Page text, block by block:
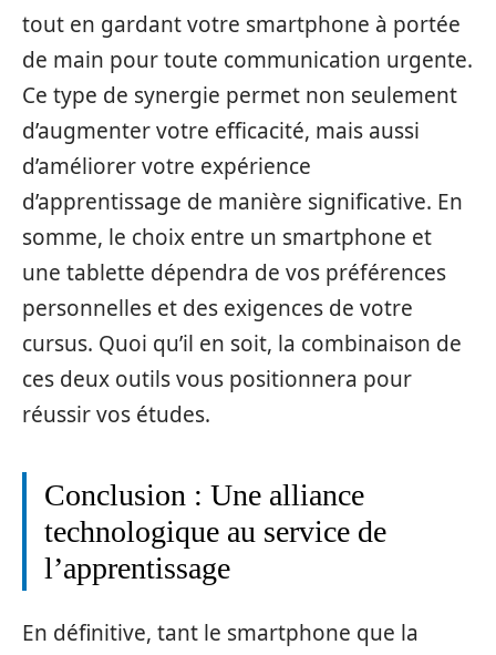
tout en gardant votre smartphone à portée
de main pour toute communication urgente.
Ce type de synergie permet non seulement
d’augmenter votre efficacité, mais aussi
d’améliorer votre expérience
d’apprentissage de manière significative. En
somme, le choix entre un smartphone et
une tablette dépendra de vos préférences
personnelles et des exigences de votre
cursus. Quoi qu’il en soit, la combinaison de
ces deux outils vous positionnera pour
réussir vos études.
Conclusion : Une alliance
technologique au service de
l’apprentissage
En définitive, tant le smartphone que la